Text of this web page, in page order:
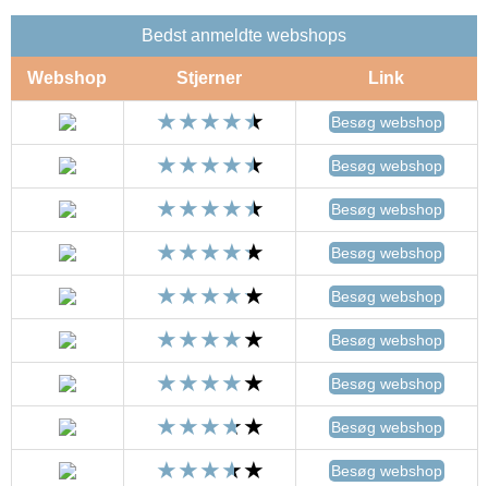
Bedst anmeldte webshops
Webshop Stjerner Link
Besøg webshop
Besøg webshop
Besøg webshop
Besøg webshop
Besøg webshop
Besøg webshop
Besøg webshop
Besøg webshop
Besøg webshop